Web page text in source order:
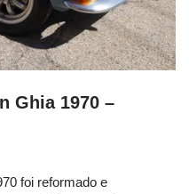
Ghia 1970 –
foi reformado e